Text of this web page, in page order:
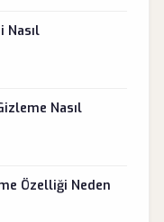
Nasıl
Nasıl
Özelliği Neden